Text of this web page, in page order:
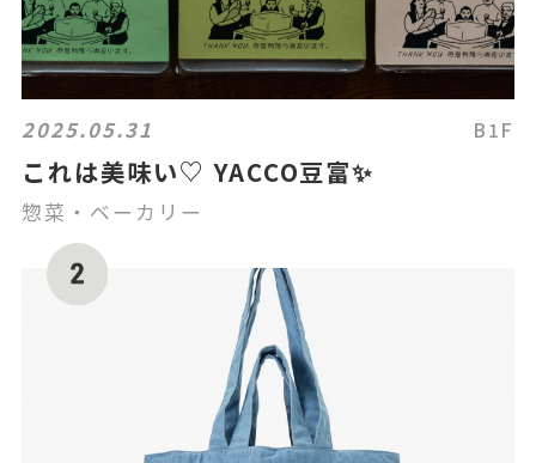
2025.05.31 B1F
これは美味い♡ YACCO豆富✨
惣菜・ベーカリー